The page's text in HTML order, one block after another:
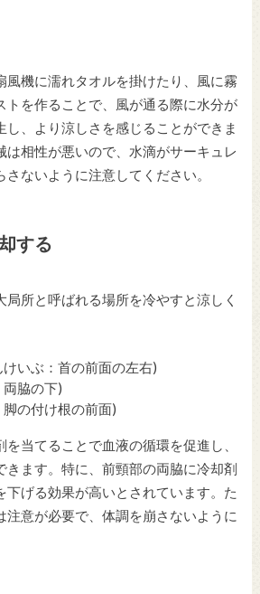
風機に濡れタオルを掛けたり、風に霧
トを作ることで、風が通る際に水分が
し、より涼しさを感じることができま
は相性が悪いので、水滴がサーキュレ
ないように注意してください。
する
所と呼ばれる場所を冷やすと涼しく
いぶ：首の前面の左右)
脇の下)
の付け根の前面)
当てることで血液の循環を促進し、
きます。特に、前頸部の両脇に冷却剤
下げる効果が高いとされています。た
注意が必要で、体調を崩さないように